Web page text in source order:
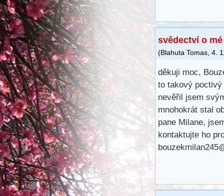
svědectví o
(Blahuta Tomas 4.
děkuji moc,
to takový
nevěřil jsem
mnohokrát stal
pane Milane,
kontaktujte ho